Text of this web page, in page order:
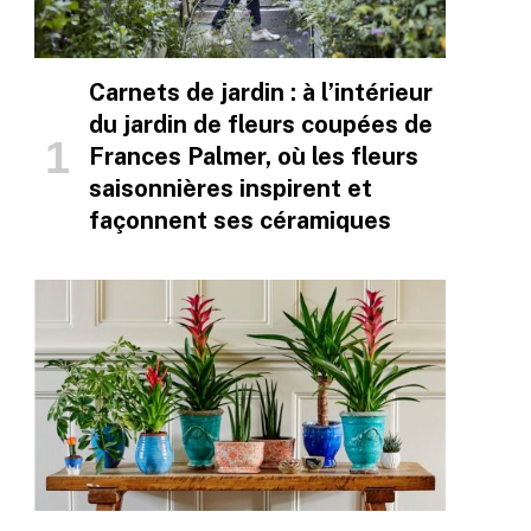
Carnets de jardin : à l’intérieur
du jardin de fleurs coupées de
Frances Palmer, où les fleurs
saisonnières inspirent et
façonnent ses céramiques